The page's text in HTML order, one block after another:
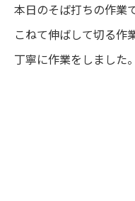
本日のそば打ちの作業で
こねて伸ばして切る作
丁寧に作業をしました。